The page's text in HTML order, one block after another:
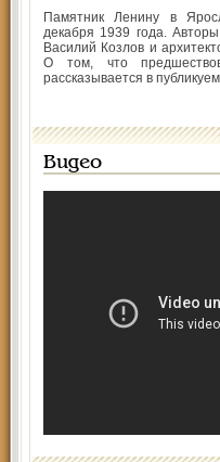
Памятник Ленину в
декабря 1939 года.
Василий Козлов и
О том, что
рассказывается в
Видео